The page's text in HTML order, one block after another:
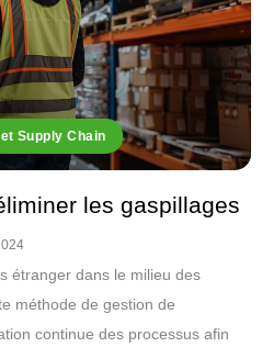
Supply Chain
les gaspillages
étranger dans le milieu des
méthode de gestion de
continue des processus afin